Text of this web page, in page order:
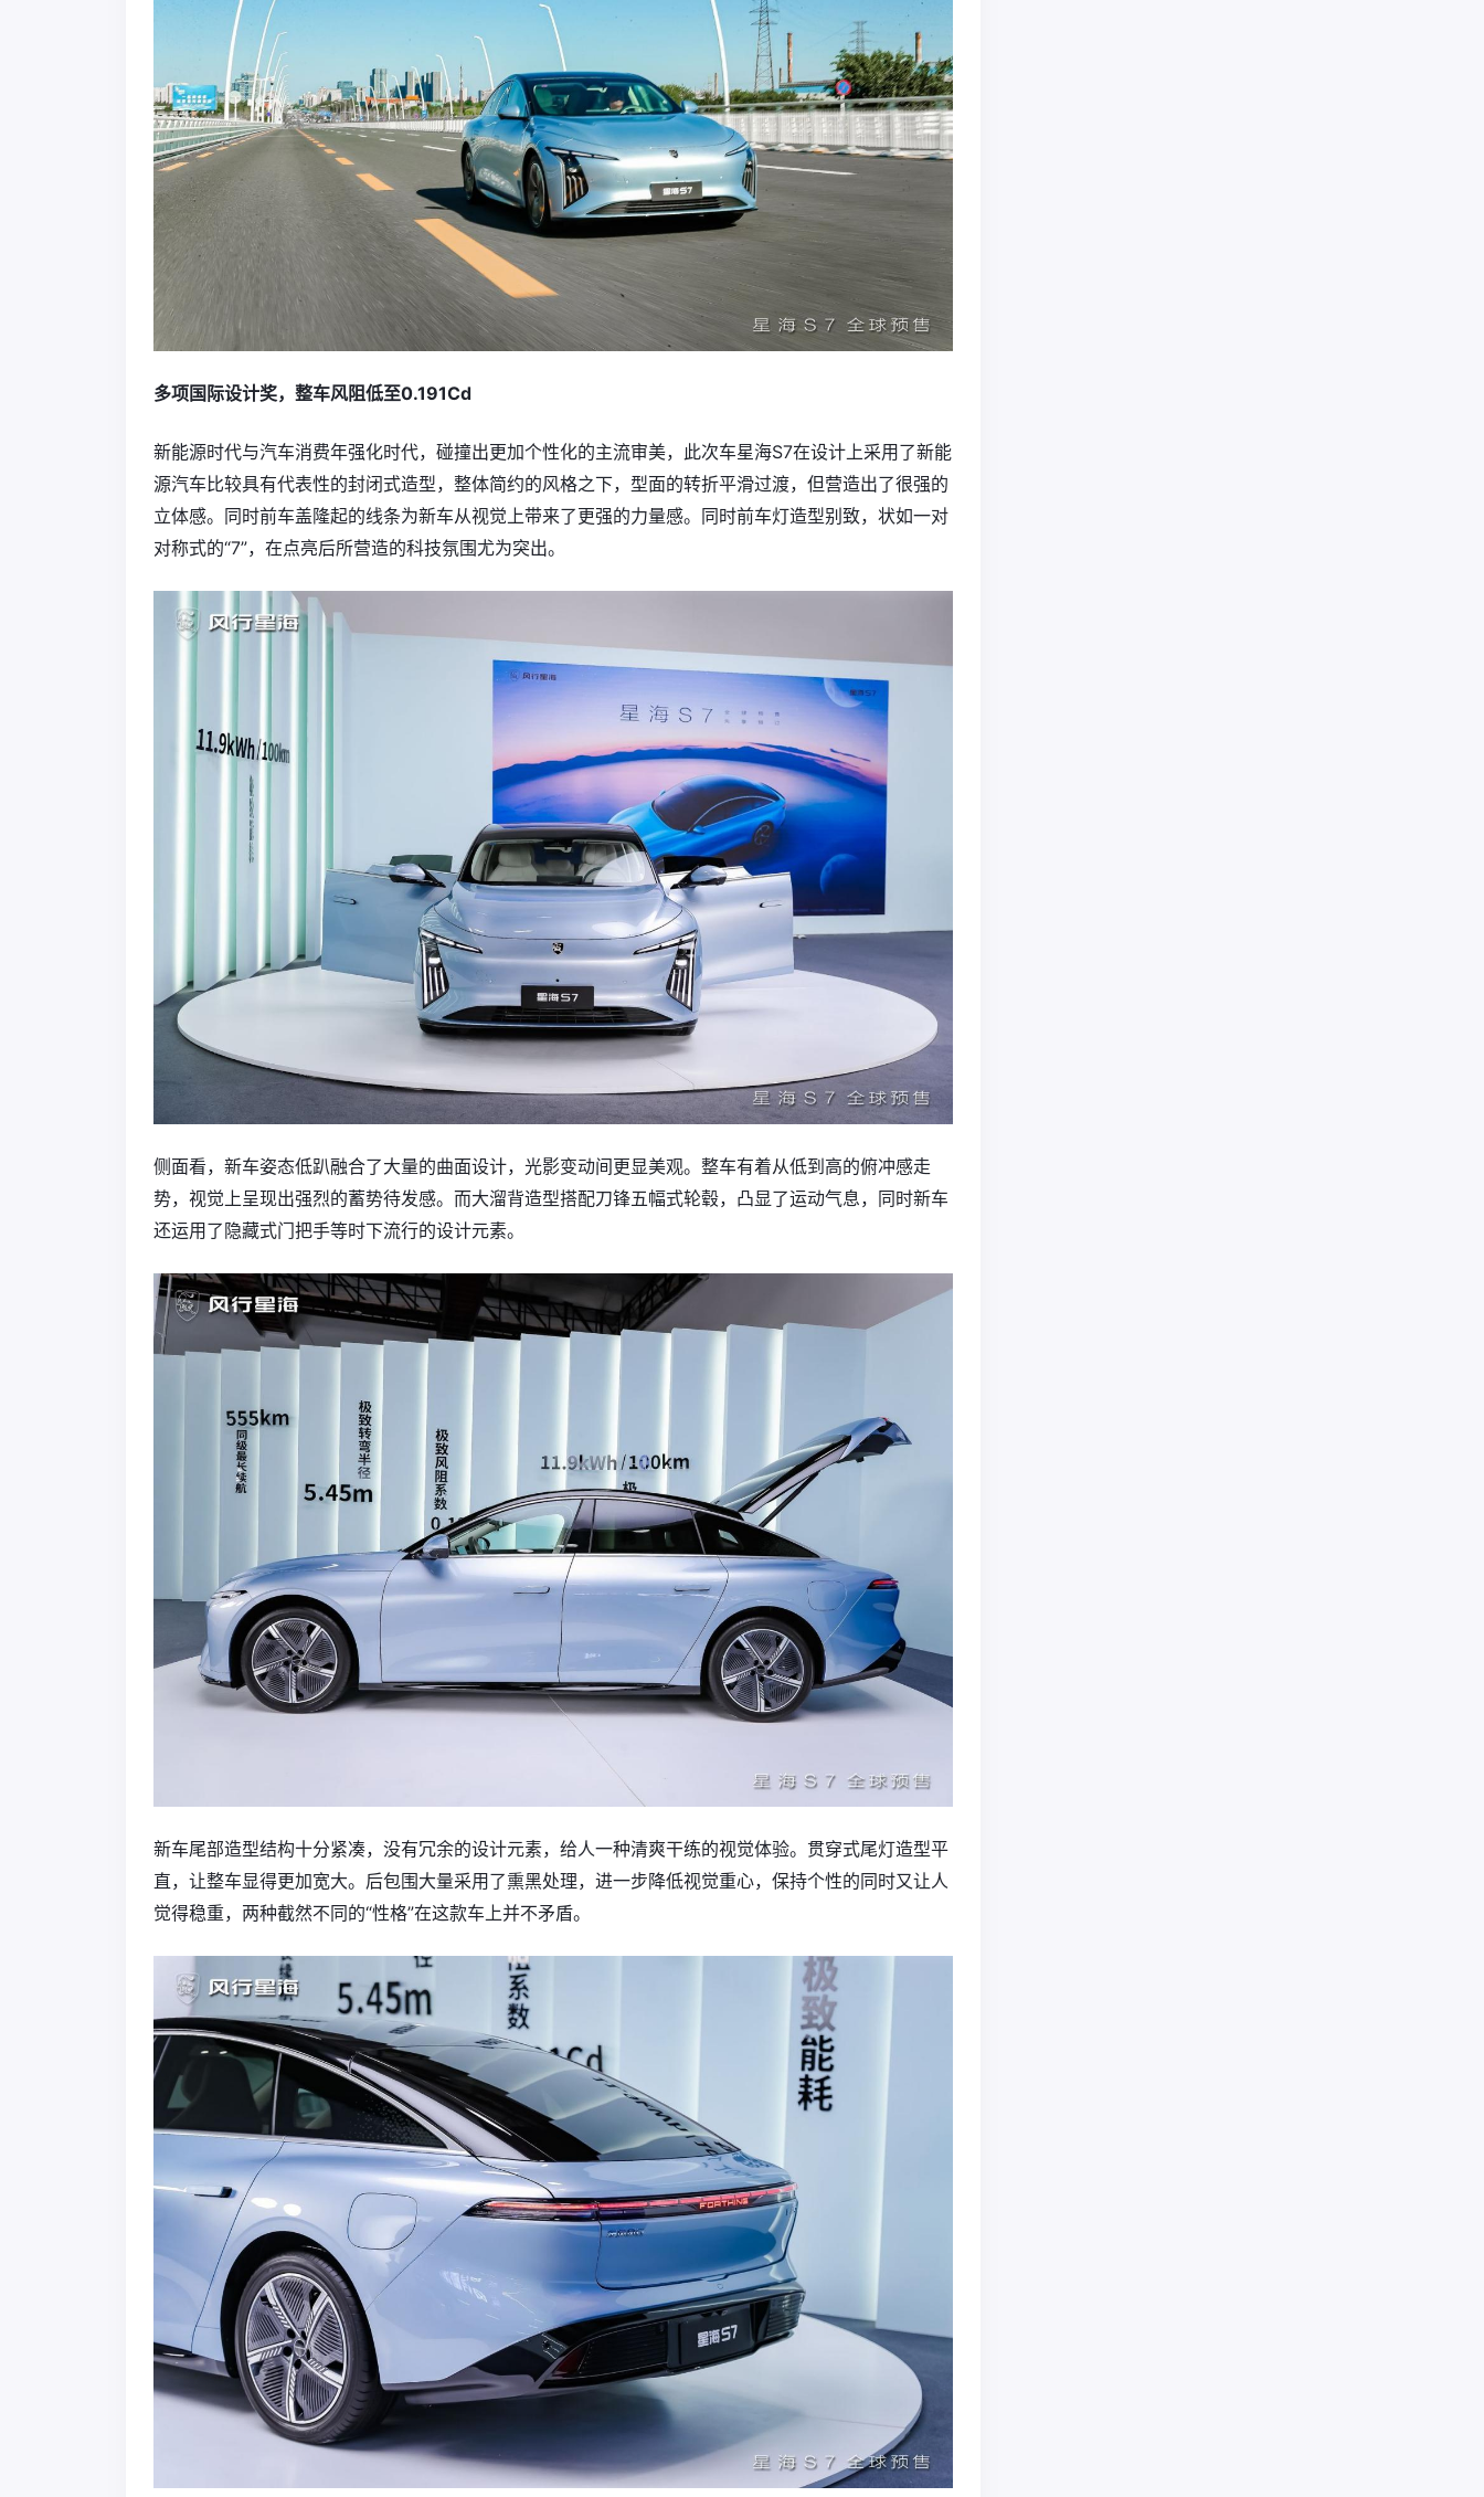
多项国际设计奖，整车风阻低至0.191Cd
新能源时代与汽车消费年强化时代，碰撞出更加个性化的主流审美，此次车星海S7在设计上采用了新能
源汽车比较具有代表性的封闭式造型，整体简约的风格之下，型面的转折平滑过渡，但营造出了很强的
立体感。同时前车盖隆起的线条为新车从视觉上带来了更强的力量感。同时前车灯造型别致，状如一对
对称式的“7”，在点亮后所营造的科技氛围尤为突出。
侧面看，新车姿态低趴融合了大量的曲面设计，光影变动间更显美观。整车有着从低到高的俯冲感走
势，视觉上呈现出强烈的蓄势待发感。而大溜背造型搭配刀锋五幅式轮毂，凸显了运动气息，同时新车
还运用了隐藏式门把手等时下流行的设计元素。
新车尾部造型结构十分紧凑，没有冗余的设计元素，给人一种清爽干练的视觉体验。贯穿式尾灯造型平
直，让整车显得更加宽大。后包围大量采用了熏黑处理，进一步降低视觉重心，保持个性的同时又让人
觉得稳重，两种截然不同的“性格”在这款车上并不矛盾。